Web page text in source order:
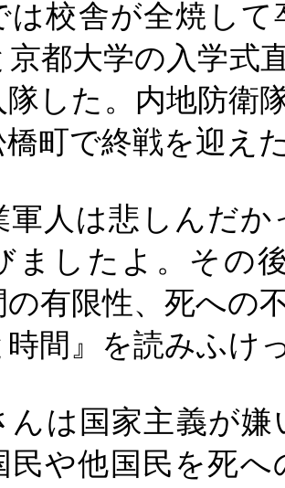
校舎が全焼して
京都大学の入学式
した。内地防衛
橋町で終戦を迎え
人は悲しんだか
ましたよ。その
の有限性、死への
時間』を読みふけ
は国家主義が嫌
民や他国民を死